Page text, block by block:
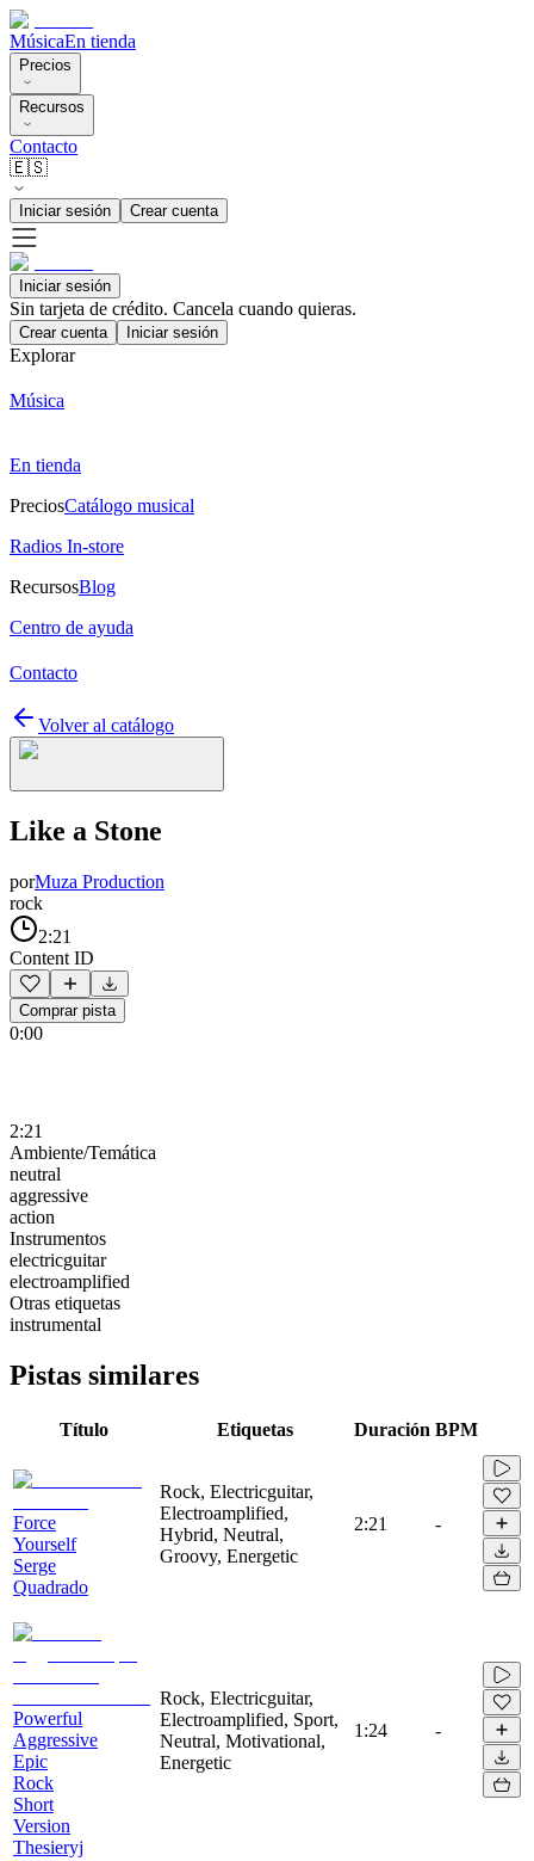
MúsicaEn tienda
Precios
Recursos
Contacto
🇪🇸
Iniciar sesión Crear cuenta
Iniciar sesión
Sin tarjeta de crédito. Cancela cuando quieras.
Crear cuenta Iniciar sesión
Explorar
Música
En tienda
PreciosCatálogo musical
Radios In-store
RecursosBlog
Centro de ayuda
Contacto
Volver al catálogo
Like a Stone
porMuza Production
rock
2:21
Content ID
Comprar pista
0:00
2:21
Ambiente/Temática
neutral
aggressive
action
Instrumentos
electricguitar
electroamplified
Otras etiquetas
instrumental
Pistas similares
Título Etiquetas Duración BPM
Force
Yourself
Serge
Quadrado
Rock, Electricguitar,
Electroamplified,
Hybrid, Neutral,
Groovy, Energetic
2:21 -
Powerful
Aggressive
Epic
Rock
Short
Version
Thesieryj
Rock, Electricguitar,
Electroamplified, Sport,
Neutral, Motivational,
Energetic
1:24 -